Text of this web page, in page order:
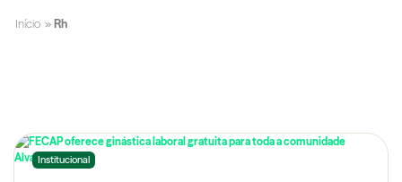
Início » Rh
Institucional